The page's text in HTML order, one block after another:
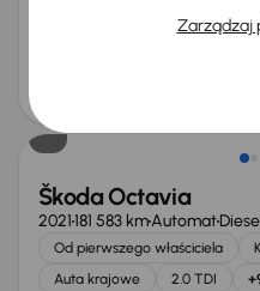
Škoda Octavia
2021181 583 kmAutomat
Od pierwszego właściciela
Auta krajowe
2.0 TDI
Zarządzaj